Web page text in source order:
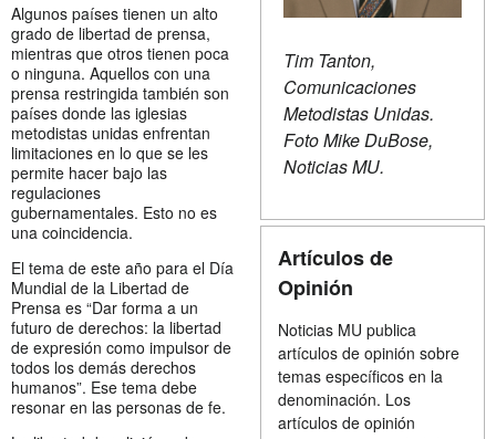
Tim Tanton,
Comunicaciones
Metodistas Unidas.
Foto Mike DuBose,
Noticias MU.
Artículos de
Opinión
Noticias MU publica
artículos de opinión sobre
temas específicos en la
denominación. Los
artículos de opinión
Algunos países tienen un alto
grado de libertad de prensa,
mientras que otros tienen poca
o ninguna. Aquellos con una
prensa restringida también son
países donde las iglesias
metodistas unidas enfrentan
limitaciones en lo que se les
permite hacer bajo las
regulaciones
gubernamentales. Esto no es
una coincidencia.
El tema de este año para el Día
Mundial de la Libertad de
Prensa es “Dar forma a un
futuro de derechos: la libertad
de expresión como impulsor de
todos los demás derechos
humanos”. Ese tema debe
resonar en las personas de fe.